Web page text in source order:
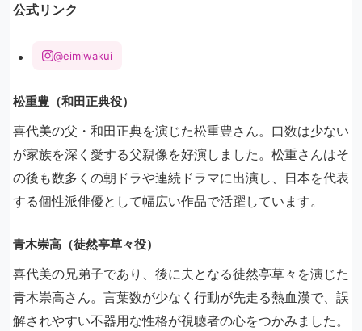
公式リンク
@eimiwakui
松重豊（和田正典役）
喜代美の父・和田正典を演じた松重豊さん。口数は少ない
が家族を深く愛する父親像を好演しました。松重さんはそ
の後も数多くの朝ドラや連続ドラマに出演し、日本を代表
する個性派俳優として幅広い作品で活躍しています。
青木崇高（徒然亭草々役）
喜代美の兄弟子であり、後に夫となる徒然亭草々を演じた
青木崇高さん。言葉数が少なく行動が先走る熱血漢で、誤
解されやすい不器用な性格が視聴者の心をつかみました。